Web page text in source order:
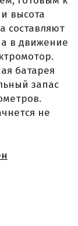
высота
составляют
а в движение
батарея
запас
не